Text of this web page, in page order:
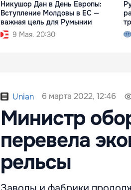
Никушор Дан в День Европы:
Вступление Молдовы в ЕС —
важная цель для Румынии
9 Мая. 20:30
Unian 6 марта 2022, 12:46
Министр
перевела
рельсы